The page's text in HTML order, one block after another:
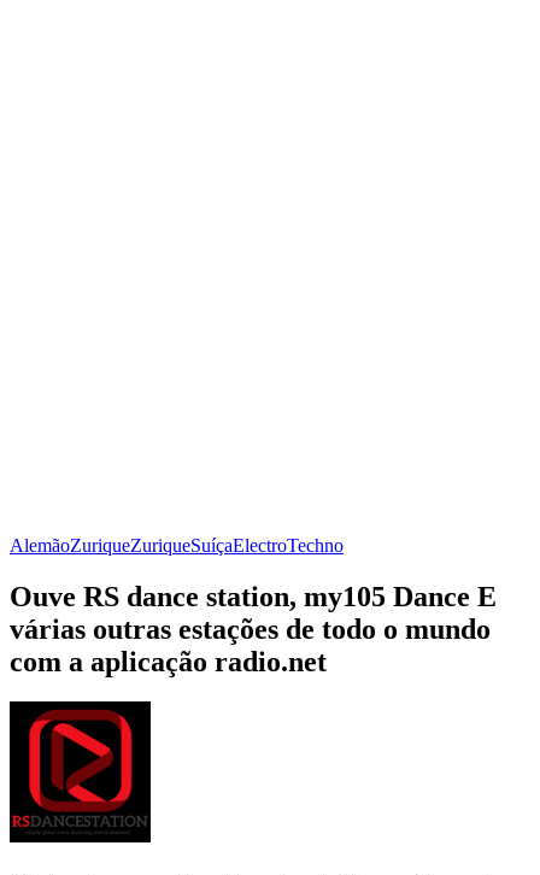
AlemãoZuriqueZuriqueSuíçaElectroTechno
Ouve RS dance station, my105 Dance E
várias outras estações de todo o mundo
com a aplicação radio.net